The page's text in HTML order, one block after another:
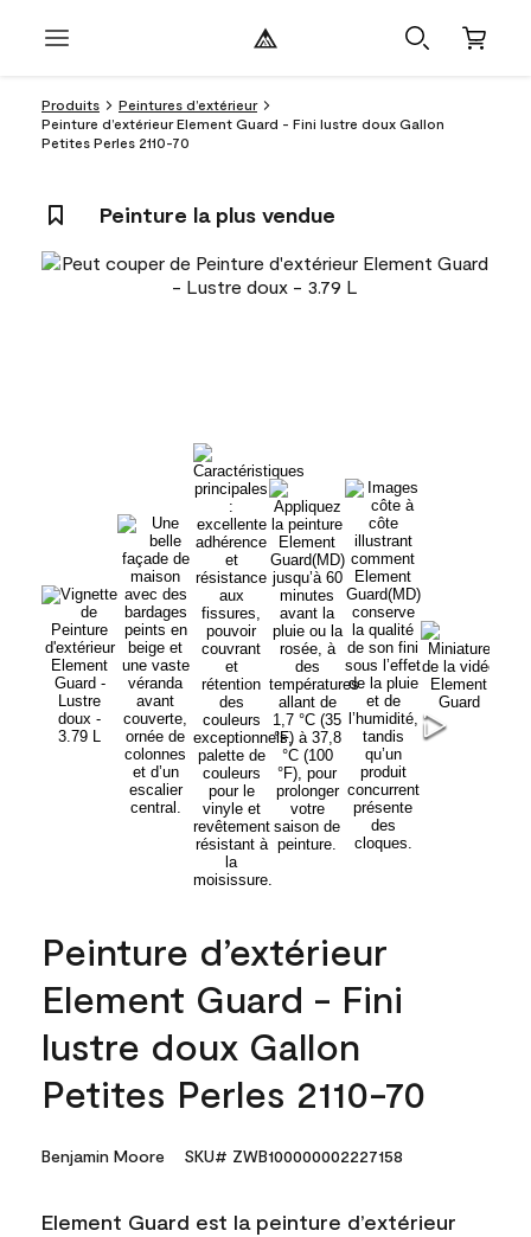
Produits
Peintures d’extérieur
Peinture d’extérieur Element Guard - Fini lustre doux Gallon
Petites Perles 2110-70
Peinture la plus vendue
Peinture d’extérieur
Element Guard - Fini
lustre doux Gallon
Petites Perles 2110-70
Benjamin Moore SKU# ZWB100000002227158
Element Guard est la peinture d’extérieur